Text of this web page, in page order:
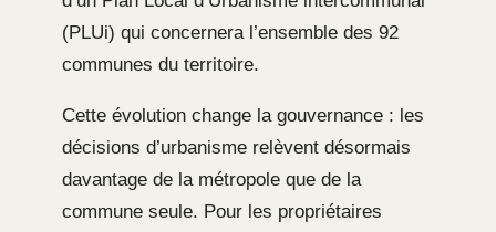
(PLUi) qui concernera l’ensemble des 92
communes du territoire.
Cette évolution change la gouvernance : les
décisions d’urbanisme relèvent désormais
davantage de la métropole que de la
commune seule. Pour les propriétaires